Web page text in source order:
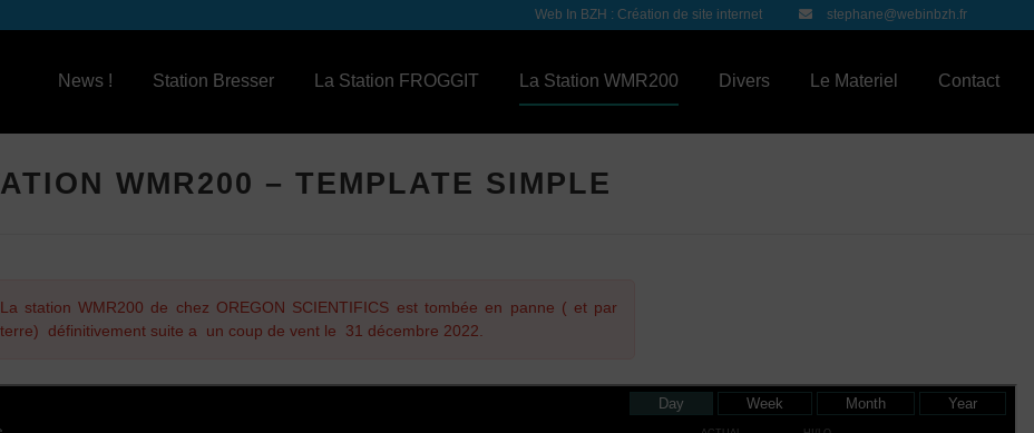
Web In BZH : Création de site internet stephane@webinbzh.fr
News ! Station Bresser La Station FROGGIT La Station WMR200 Divers Le Materiel Contact
WMR200 – TEMPLATE SIMPLE
La station WMR200 de chez OREGON SCIENTIFICS est tombée en panne ( et par
terre) définitivement suite a un coup de vent le 31 décembre 2022.